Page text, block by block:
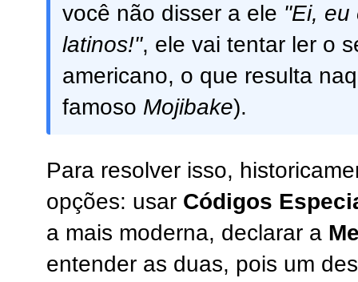
você não disser a ele "Ei, eu
latinos!", ele vai tentar ler o
americano, o que resulta
famoso Mojibake).
Para resolver isso,
opções: usar Códigos
a mais moderna, declarar a
entender as duas, pois um